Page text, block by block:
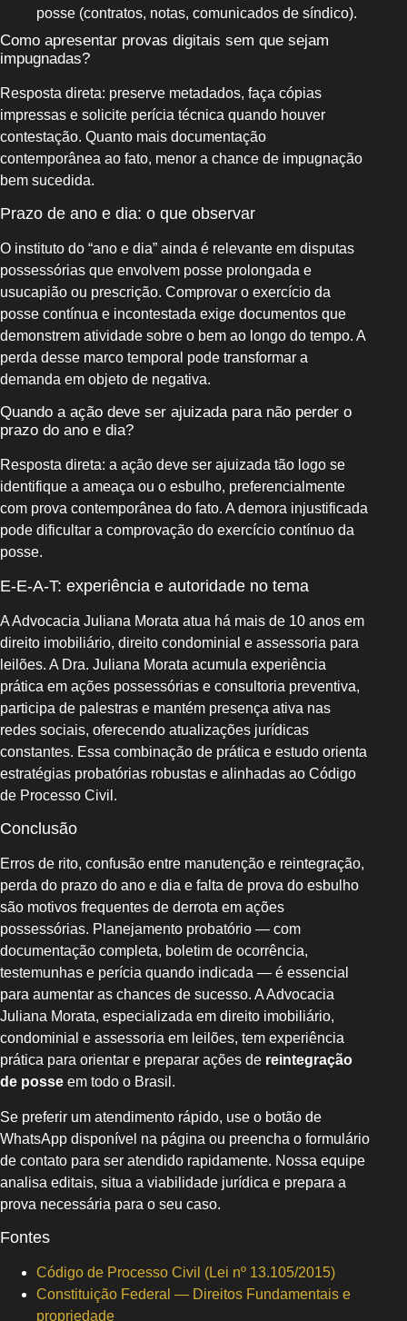
posse (contratos, notas, comunicados de síndico).
Como apresentar provas digitais sem que sejam
impugnadas?
Resposta direta: preserve metadados, faça cópias
impressas e solicite perícia técnica quando houver
contestação. Quanto mais documentação
contemporânea ao fato, menor a chance de impugnação
bem sucedida.
Prazo de ano e dia: o que observar
O instituto do “ano e dia” ainda é relevante em disputas
possessórias que envolvem posse prolongada e
usucapião ou prescrição. Comprovar o exercício da
posse contínua e incontestada exige documentos que
demonstrem atividade sobre o bem ao longo do tempo. A
perda desse marco temporal pode transformar a
demanda em objeto de negativa.
Quando a ação deve ser ajuizada para não perder o
prazo do ano e dia?
Resposta direta: a ação deve ser ajuizada tão logo se
identifique a ameaça ou o esbulho, preferencialmente
com prova contemporânea do fato. A demora injustificada
pode dificultar a comprovação do exercício contínuo da
posse.
E‑E‑A‑T: experiência e autoridade no tema
A Advocacia Juliana Morata atua há mais de 10 anos em
direito imobiliário, direito condominial e assessoria para
leilões. A Dra. Juliana Morata acumula experiência
prática em ações possessórias e consultoria preventiva,
participa de palestras e mantém presença ativa nas
redes sociais, oferecendo atualizações jurídicas
constantes. Essa combinação de prática e estudo orienta
estratégias probatórias robustas e alinhadas ao Código
de Processo Civil.
Conclusão
Erros de rito, confusão entre manutenção e reintegração,
perda do prazo do ano e dia e falta de prova do esbulho
são motivos frequentes de derrota em ações
possessórias. Planejamento probatório — com
documentação completa, boletim de ocorrência,
testemunhas e perícia quando indicada — é essencial
para aumentar as chances de sucesso. A Advocacia
Juliana Morata, especializada em direito imobiliário,
condominial e assessoria em leilões, tem experiência
prática para orientar e preparar ações de reintegração
de posse em todo o Brasil.
Se preferir um atendimento rápido, use o botão de
WhatsApp disponível na página ou preencha o formulário
de contato para ser atendido rapidamente. Nossa equipe
analisa editais, situa a viabilidade jurídica e prepara a
prova necessária para o seu caso.
Fontes
Código de Processo Civil (Lei nº 13.105/2015)
Constituição Federal — Direitos Fundamentais e
propriedade